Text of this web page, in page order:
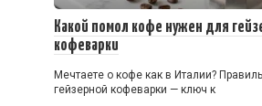
Какой помол кофе нужен для
кофеварки
Мечтаете о кофе как в Италии?
гейзерной кофеварки — ключ к